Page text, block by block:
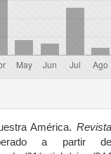
América. Revista
a partir